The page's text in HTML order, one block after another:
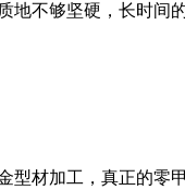
地不够坚硬，长时间
型材加工，真正的零